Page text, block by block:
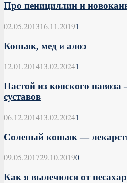
Про пенициллин и
02.05.201316.11.20191
Коньяк, мед и алоэ
12.01.201413.02.20241
Настой из конского навоза
суставов
06.12.201413.02.20241
Соленый коньяк —
09.05.201729.10.20190
Как я вылечился от